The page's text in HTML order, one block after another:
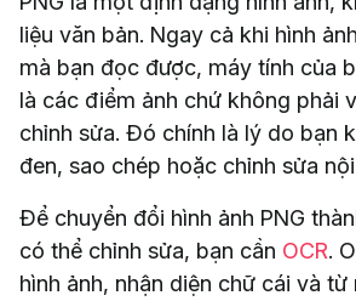
liệu văn bản. Ngay cả khi hình
mà bạn đọc được, máy tính của
là các điểm ảnh chứ không phải
chỉnh sửa. Đó chính là lý do bạn
đen, sao chép hoặc chỉnh sửa
Để chuyển đổi hình ảnh PNG
có thể chỉnh sửa, bạn cần OCR.
hình ảnh, nhận diện chữ cái và